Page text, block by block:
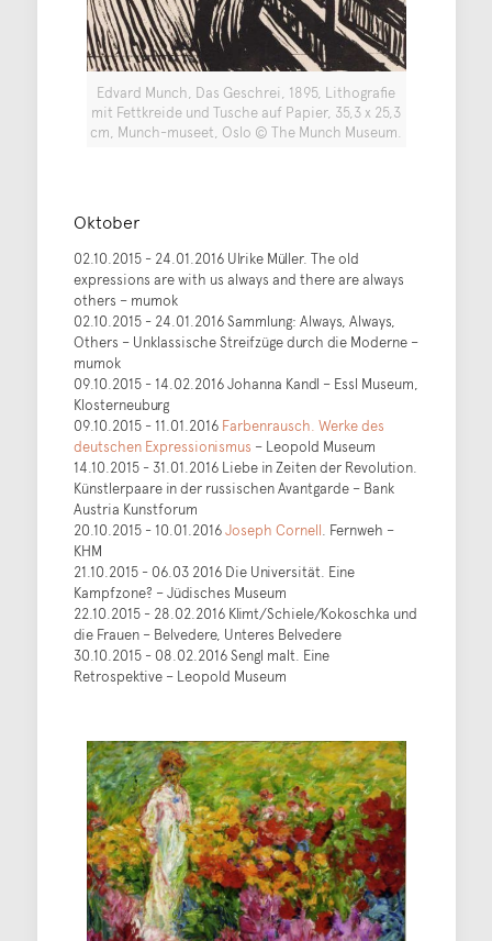
Edvard Munch, Das Geschrei, 1895, Lithografie
mit Fettkreide und Tusche auf Papier, 35,3 x 25,3
cm, Munch-museet, Oslo © The Munch Museum.
Oktober
02.10.2015 - 24.01.2016 Ulrike Müller. The old
expressions are with us always and there are always
others – mumok
02.10.2015 - 24.01.2016 Sammlung: Always, Always,
Others – Unklassische Streifzüge durch die Moderne –
mumok
09.10.2015 - 14.02.2016 Johanna Kandl – Essl Museum,
Klosterneuburg
09.10.2015 - 11.01.2016 Farbenrausch. Werke des
deutschen Expressionismus – Leopold Museum
14.10.2015 - 31.01.2016 Liebe in Zeiten der Revolution.
Künstlerpaare in der russischen Avantgarde – Bank
Austria Kunstforum
20.10.2015 - 10.01.2016Joseph Cornell. Fernweh –
KHM
21.10.2015 - 06.03 2016 Die Universität. Eine
Kampfzone? – Jüdisches Museum
22.10.2015 - 28.02.2016 Klimt/Schiele/Kokoschka und
die Frauen – Belvedere, Unteres Belvedere
30.10.2015 - 08.02.2016 Sengl malt. Eine
Retrospektive – Leopold Museum